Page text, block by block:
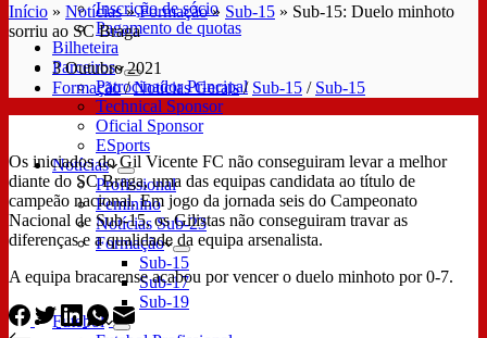
Inscrição de sócio
Pagamento de quotas
Bilheteira
Parceiros
Patrocinador Principal
Technical Sponsor
Oficial Sponsor
ESports
Notícias
Profissional
Feminino
Notícias Sub-23
Formação
Sub-15
Sub-17
Sub-19
Futebol
Início » Notícias»Formação» Sub-15 » Sub-15: Duelo minhoto
sorriu ao SC Braga
3 Outubro 2021
Formação/Notícias Gerais/ Sub-15 / Sub-15
Os iniciados do Gil Vicente FC não conseguiram levar a melhor
diante do SC Braga, uma das equipas candidata ao título de
campeão nacional. Em jogo da jornada seis do Campeonato
Nacional de Sub-15, os Gilistas não conseguiram travar as
diferenças e a qualidade da equipa arsenalista.
A equipa bracarense acabou por vencer o duelo minhoto por 0-7.